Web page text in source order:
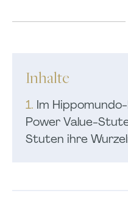
Inhalte
1. Im
Power Value-
Stuten ihre